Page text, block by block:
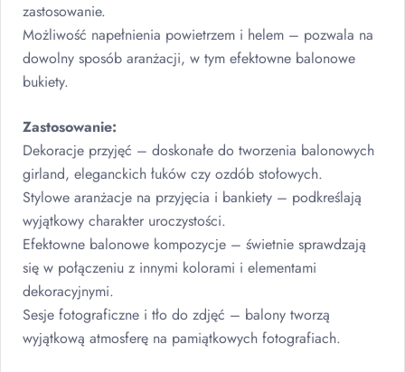
zastosowanie.
Możliwość napełnienia powietrzem i helem – pozwala na
dowolny sposób aranżacji, w tym efektowne balonowe
bukiety.
Zastosowanie:
Dekoracje przyjęć – doskonałe do tworzenia balonowych
girland, eleganckich łuków czy ozdób stołowych.
Stylowe aranżacje na przyjęcia i bankiety – podkreślają
wyjątkowy charakter uroczystości.
Efektowne balonowe kompozycje – świetnie sprawdzają
się w połączeniu z innymi kolorami i elementami
dekoracyjnymi.
Sesje fotograficzne i tło do zdjęć – balony tworzą
wyjątkową atmosferę na pamiątkowych fotografiach.